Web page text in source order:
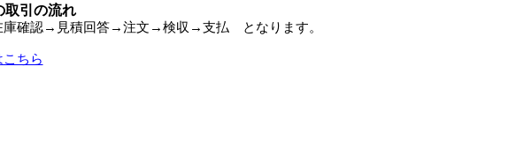
取引の流れ
庫確認→見積回答→注文→検収→支払 となります。
ちら